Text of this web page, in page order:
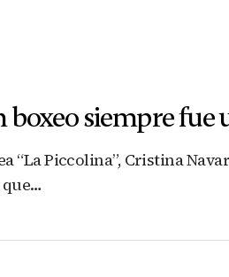
boxeo siempre fue
“La Piccolina”, Cristina
que…